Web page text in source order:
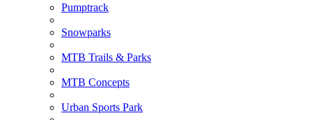
Pumptrack
Snowparks
MTB Trails & Parks
MTB Concepts
Urban Sports Park